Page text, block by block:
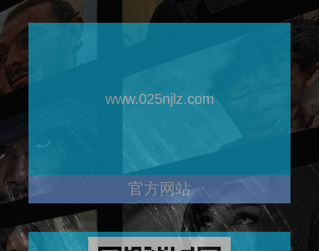
www.025njlz.com
官方网站